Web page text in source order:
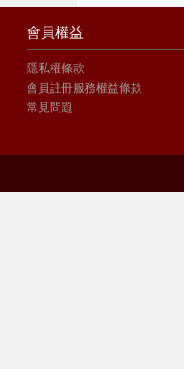
會員權益
隱私權條款
會員註冊服務權益條款
常見問題